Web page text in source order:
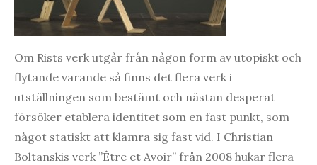
Om Rists verk utgår från någon form av utopiskt och
flytande varande så finns det flera verk i
utställningen som bestämt och nästan desperat
försöker etablera identitet som en fast punkt, som
något statiskt att klamra sig fast vid. I Christian
Boltanskis verk ”Être et Avoir” från 2008 hukar flera